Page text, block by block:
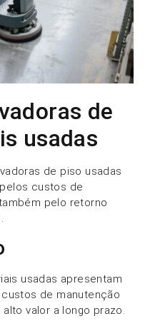
de
usadas
de piso usadas
custos de
pelo retorno
usadas apresentam
de manutenção
valor a longo prazo.